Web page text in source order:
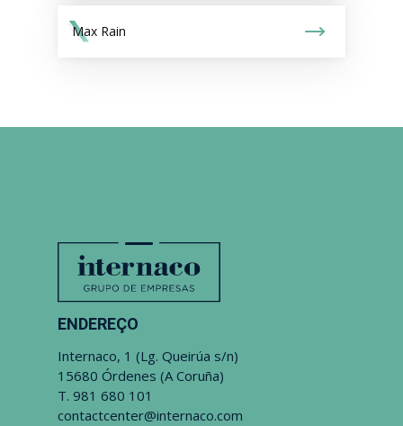
Max Rain
ENDEREÇO
Internaco, 1 (Lg. Queirúa s/n)
15680 Órdenes (A Coruña)
T. 981 680 101
contactcenter@internaco.com